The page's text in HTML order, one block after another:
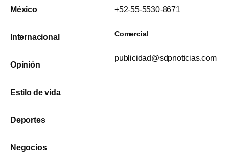
México
Internacional
Opinión
Estilo de vida
Deportes
Negocios
+52-55-5530-8671
Comercial
publicidad@sdpnoticias.com